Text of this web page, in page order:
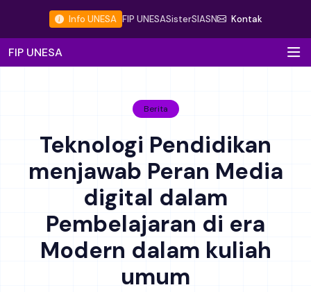
Info UNESA FIP UNESASisterSIASN Kontak
FIP UNESA
Berita
Teknologi Pendidikan
menjawab Peran Media
digital dalam
Pembelajaran di era
Modern dalam kuliah
umum